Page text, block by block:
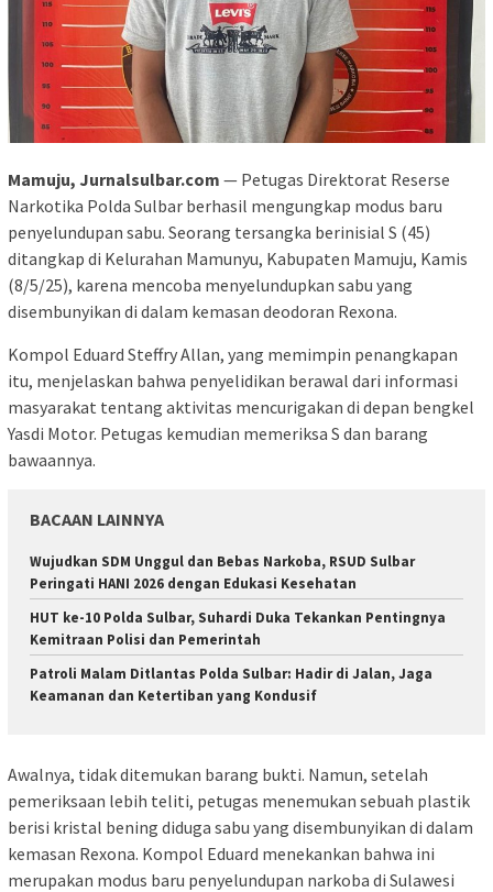
Mamuju, Jurnalsulbar.com — Petugas Direktorat Reserse
Narkotika Polda Sulbar berhasil mengungkap modus baru
penyelundupan sabu. Seorang tersangka berinisial S (45)
ditangkap di Kelurahan Mamunyu, Kabupaten Mamuju, Kamis
(8/5/25), karena mencoba menyelundupkan sabu yang
disembunyikan di dalam kemasan deodoran Rexona.
Kompol Eduard Steffry Allan, yang memimpin penangkapan
itu, menjelaskan bahwa penyelidikan berawal dari informasi
masyarakat tentang aktivitas mencurigakan di depan bengkel
Yasdi Motor. Petugas kemudian memeriksa S dan barang
bawaannya.
BACAAN LAINNYA
Wujudkan SDM Unggul dan Bebas Narkoba, RSUD Sulbar
Peringati HANI 2026 dengan Edukasi Kesehatan
HUT ke-10 Polda Sulbar, Suhardi Duka Tekankan Pentingnya
Kemitraan Polisi dan Pemerintah
Patroli Malam Ditlantas Polda Sulbar: Hadir di Jalan, Jaga
Keamanan dan Ketertiban yang Kondusif
Awalnya, tidak ditemukan barang bukti. Namun, setelah
pemeriksaan lebih teliti, petugas menemukan sebuah plastik
berisi kristal bening diduga sabu yang disembunyikan di dalam
kemasan Rexona. Kompol Eduard menekankan bahwa ini
merupakan modus baru penyelundupan narkoba di Sulawesi